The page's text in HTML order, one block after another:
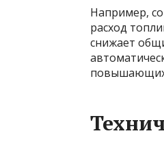
Например,
расход
снижает
повышающих